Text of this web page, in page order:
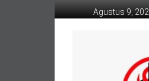
ke
Agustus 9,